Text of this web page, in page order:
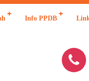
Info PPDB